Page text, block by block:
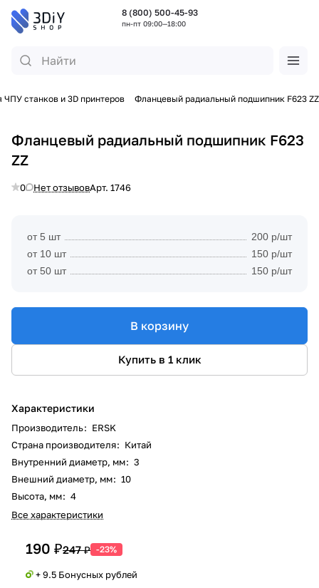
8 (800) 500-45-93
пн-пт 09:00—18:00
станков и 3D принтеров Фланцевый радиальный подшипник F623 ZZ
Фланцевый радиальный подшипник F623
ZZ
0 Нет отзывовАрт. 1746
от 5 шт
200 р/шт
от 10 шт
150 р/шт
от 50 шт
150 р/шт
В корзину
Купить в 1 клик
Характеристики
Производитель: ERSK
Страна производителя: Китай
Внутренний диаметр, мм: 3
Внешний диаметр, мм: 10
Высота, мм: 4
Все характеристики
190 ₽247 ₽ -23%
+ 9.5 Бонусных рублей